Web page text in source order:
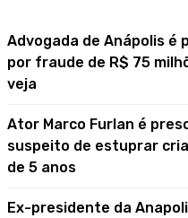
Advogada de Anápolis é
por fraude de R$ 75
veja
Ator Marco Furlan é
suspeito de estuprar
de 5 anos
Ex-presidente da